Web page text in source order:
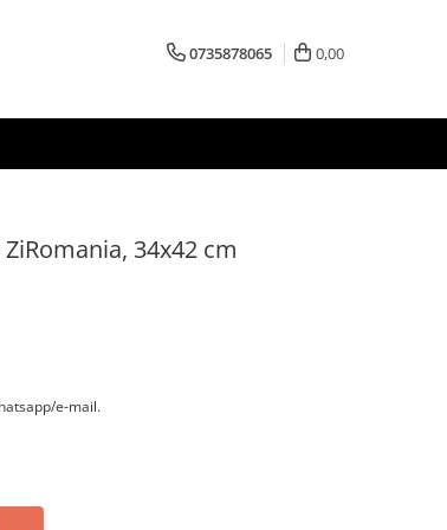
0735878065 0,00
34x42 cm
e-mail.